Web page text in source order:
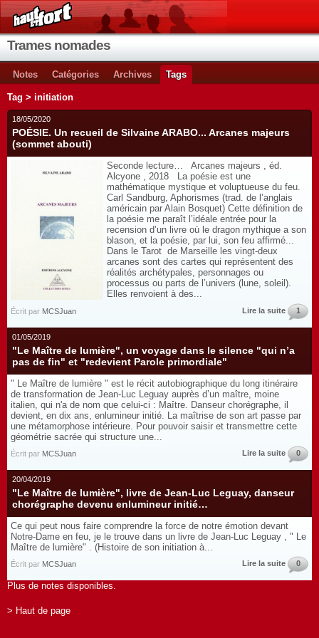
Trames nomades
Notes Catégories Archives Tags
Tag > initiation
18/05/2020
POÉSIE. Un recueil de Silvaine ARABO... Arcanes majeurs
(sommet abouti)
Seconde lecture… Arcanes majeurs , éd.
Alcyone , 2018 La poésie est une
mathématique mystique et voluptueuse du feu.
Carl Sandburg, Aphorismes (trad. de l’anglais
américain par Alain Bosquet) Cette définition de
la poésie me paraît l’idéale entrée pour la
recension d’un livre où le dragon mythique a son
blason, et la poésie, par lui, son feu affirmé...
Dans le Tarot de Marseille les vingt-deux
arcanes sont des cartes qui représentent des
réalités archétypales, personnages ou
processus ou parts de l’univers (lune, soleil).
Elles renvoient à des...
Écrit par MCSJuan Lire la suite 1
01/05/2019
"Le Maître de lumière", un voyage dans le silence "qui n’a
pas de fin" et "redevient Parole primordiale"
" Le Maître de lumière " est le récit autobiographique du long itinéraire
de transformation de Jean-Luc Leguay auprès d’un maître, moine
italien, qui n'a de nom que celui-ci : Maître. Danseur chorégraphe, il
devient, en dix ans, enlumineur initié. La maîtrise de son art passe par
une métamorphose intérieure. Pour pouvoir saisir et transmettre cette
géométrie sacrée qui structure une...
Écrit par MCSJuan Lire la suite 0
20/04/2019
"Le Maître de lumière", livre de Jean-Luc Leguay, danseur
chorégraphe devenu enlumineur initié…
Ce qui peut nous faire comprendre la force de notre émotion devant
Notre-Dame en feu, je le trouve dans un livre de Jean-Luc Leguay , " Le
Maître de lumière" . (Histoire de son initiation à...
Écrit par MCSJuan Lire la suite 0
Plus de notes disponibles.
> Haut de page